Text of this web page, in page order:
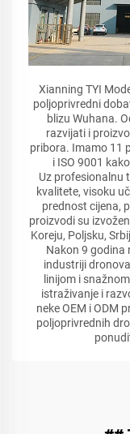
Xianning TYI
poljoprivredni
blizu Wuhana.
razvijati i
pribora. Imamo 11
i ISO 9001
Uz profesionalnu
kvalitete, visoku
prednost cijena,
proizvodi su
Koreju, Poljsku,
Nakon 9 godina
industriji
linijom i
istraživanje i
neke OEM i ODM
poljoprivrednih